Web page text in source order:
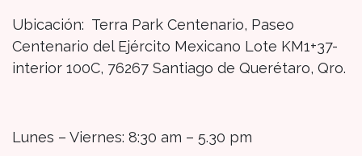
Ubicación: Terra Park Centenario, Paseo
Centenario del Ejército Mexicano Lote KM1+37-
interior 100C, 76267 Santiago de Querétaro, Qro.
Lunes – Viernes: 8:30 am – 5.30 pm